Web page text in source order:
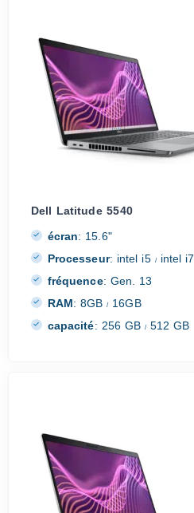
Dell Latitude 5540
écran: 15.6"
Processeur: intel i5 /intel i7
fréquence: Gen. 13
RAM: 8GB/ 16GB
capacité: 256 GB / 512 GB